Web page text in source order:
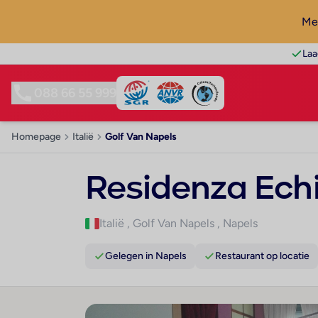
Homepage Italië Golf Van Napels
Residenza
Italië , Golf Van Napels , Napels
Gelegen in Napels Restaurant op locatie